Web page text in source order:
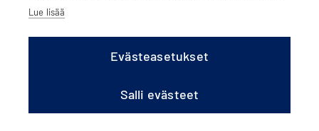
LVI-Rentola Oy
LVI-Aitta Oy Sotkamo
km
Lue lisää
Evästeasetukset
Salli evästeet